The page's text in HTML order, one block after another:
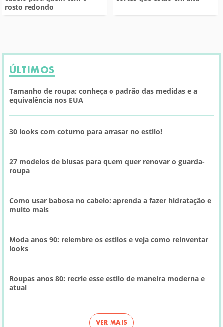
rosto redondo
ÚLTIMOS
Tamanho de roupa: conheça o padrão das medidas e a
equivalência nos EUA
30 looks com coturno para arrasar no estilo!
27 modelos de blusas para quem quer renovar o guarda-
roupa
Como usar babosa no cabelo: aprenda a fazer hidratação e
muito mais
Moda anos 90: relembre os estilos e veja como reinventar
looks
Roupas anos 80: recrie esse estilo de maneira moderna e
atual
VER MAIS